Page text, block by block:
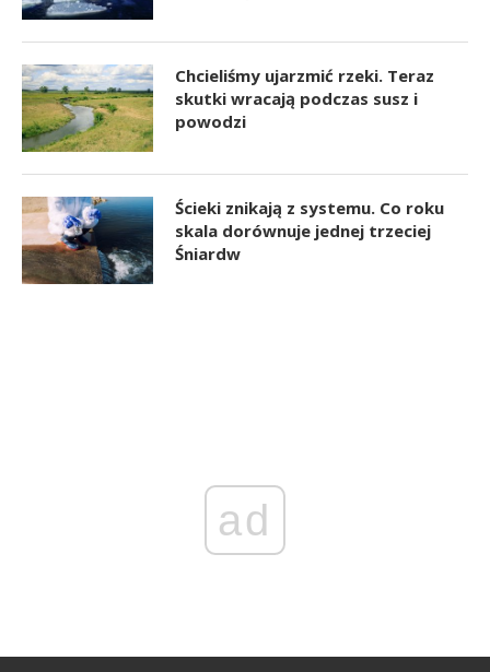
Chcieliśmy ujarzmić rzeki. Teraz
skutki wracają podczas susz i
powodzi
Ścieki znikają z systemu. Co roku
skala dorównuje jednej trzeciej
Śniardw
ad